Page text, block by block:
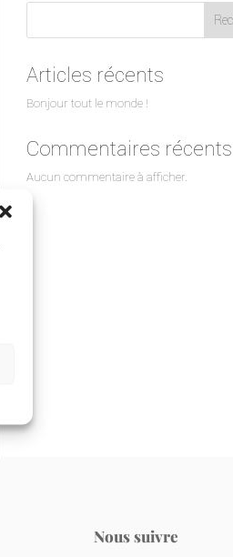
Articles récents
Bonjour tout le monde !
Commentaires récents
Aucun commentaire à afficher.
Nous suivre